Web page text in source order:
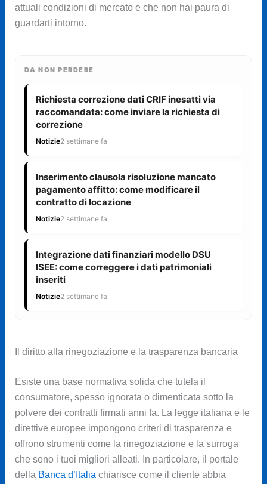
attuali condizioni di mercato e che non hai paura di
guardarti intorno.
DA NON PERDERE
Richiesta correzione dati CRIF inesatti via
raccomandata: come inviare la richiesta di
correzione
Notizie2 settimane fa
Inserimento clausola risoluzione mancato
pagamento affitto: come modificare il
contratto di locazione
Notizie2 settimane fa
Integrazione dati finanziari modello DSU
ISEE: come correggere i dati patrimoniali
inseriti
Notizie2 settimane fa
Il diritto alla rinegoziazione e la trasparenza bancaria
Esiste una base normativa solida che tutela il
consumatore, spesso ignorata o dimenticata sotto la
polvere dei contratti firmati anni fa. La legge italiana e le
direttive europee impongono criteri di trasparenza e
offrono strumenti come la rinegoziazione e la surroga
che sono i tuoi migliori alleati. In particolare, il portale
della Banca d’Italiachiarisce come il cliente abbia